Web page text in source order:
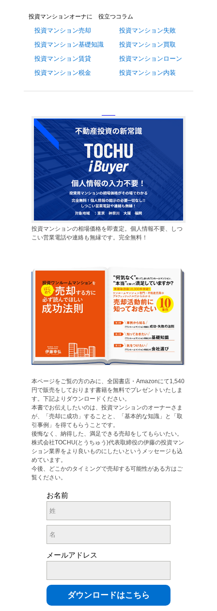
投資マンションオーナに 役立つコラム
投資マンション売却
投資マンション基礎知識
投資マンション賃貸
投資マンション税金
投資マンション失敗
投資マンション買取
投資マンションローン
投資マンション内装
投資マンションの相場価格を即査定。個人情報不要、しつ
こい営業電話や連絡も無縁です。完全無料！
本ページをご覧の方のみに、全国書店・Amazonにて1,540
円で販売をしております書籍を無料でプレゼントいたしま
す。下記よりダウンロードください。
本書でお伝えしたいのは、投資マンションのオーナーさま
が、「売却に成功」することと、「基本的な知識」と「取
引事例」を得てもらうことです。
後悔なく、納得した、満足できる売却をしてもらいたい。
株式会社TOCHU(とうちゅう)代表取締役の伊藤の投資マン
ション業界をより良いものにしたいというメッセージも込
めています。
今後、どこかのタイミングで売却する可能性がある方はご
覧ください。
お名前
メールアドレス